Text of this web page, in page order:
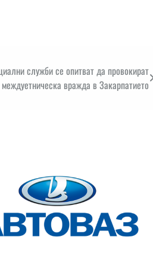
служби се опитват да провокират
междуетническа вражда в Закарпатието